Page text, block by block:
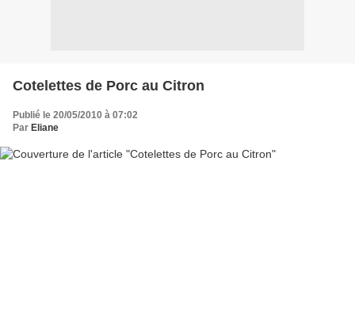
Cotelettes de Porc au Citron
Publié le 20/05/2010 à 07:02
Par Eliane